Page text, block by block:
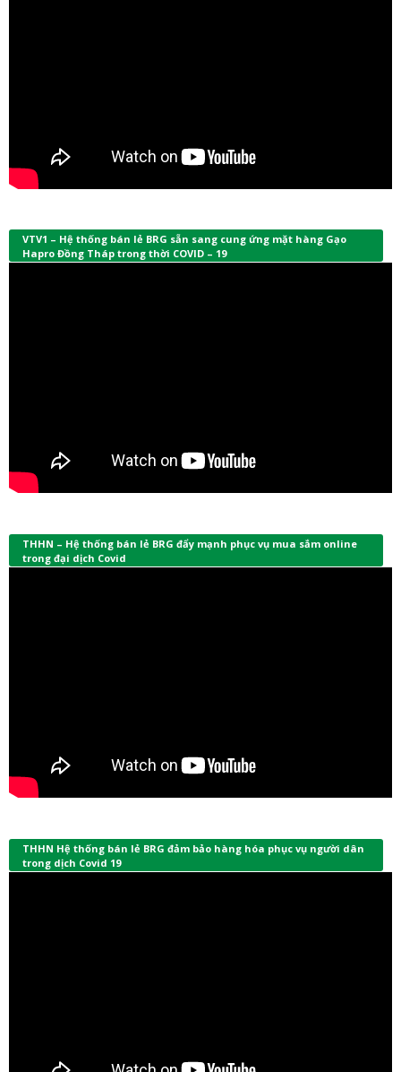
VTV1 – Hệ thống bán lẻ BRG sẵn sang cung ứng mặt hàng Gạo
Hapro Đồng Tháp trong thời COVID – 19
THHN – Hệ thống bán lẻ BRG đẩy mạnh phục vụ mua sắm online
trong đại dịch Covid
THHN Hệ thống bán lẻ BRG đảm bảo hàng hóa phục vụ người dân
trong dịch Covid 19